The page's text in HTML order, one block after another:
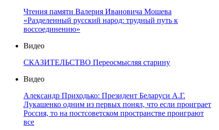
Чтения памяти Валерия Ивановича Мошева
«Разделенный русский народ: трудный путь к
воссоединению»
Видео
СКАЗИТЕЛЬСТВО Переосмысляя старину
Видео
Александр Приходько: Президент Беларуси А.Г.
Лукашенко одним из первых понял, что если проиграет
Россия, то на постсоветском пространстве проиграют
все